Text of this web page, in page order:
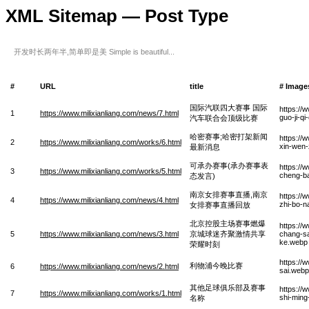
XML Sitemap — Post Type
开发时长两年半,简单即是美 Simple is beautiful...
# URL title #
1 https://www.milixianliang.com/news/7.html
国际汽联四大赛事 国际
汽车联合会顶级比赛
https://
guo-ji-
2 https://www.milixianliang.com/works/6.html
哈密赛事;哈密打架新闻
最新消息
https://
xin-
3 https://www.milixianliang.com/works/5.html
可承办赛事(承办赛事表
态发言)
https://
cheng-
4 https://www.milixianliang.com/news/4.html
南京女排赛事直播,南京
女排赛事直播回放
https://
zhi-bo-
5 https://www.milixianliang.com/news/3.html
北京控股主场赛事燃爆
京城球迷齐聚激情共享
荣耀时刻
https://
chang-
ke.webp
6 https://www.milixianliang.com/news/2.html 利物浦今晚比赛
https://
sai.webp
7 https://www.milixianliang.com/works/1.html
其他足球俱乐部及赛事
名称
https://
shi-